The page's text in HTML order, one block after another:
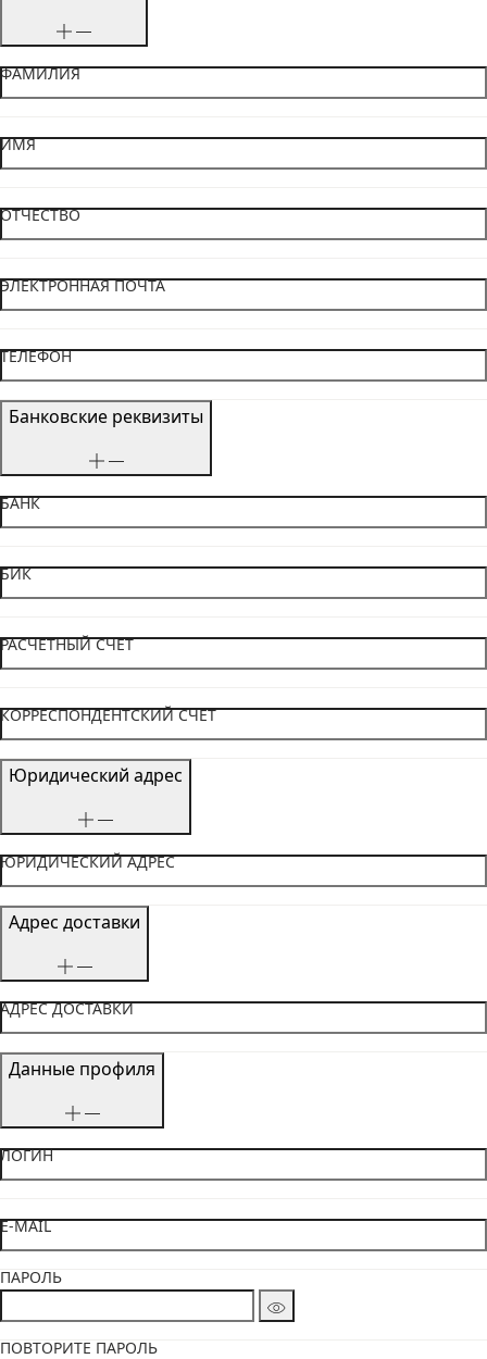
ФАМИЛИЯ
ИМЯ
ОТЧЕСТВО
ЭЛЕКТРОННАЯ ПОЧТА
ТЕЛЕФОН
Банковские реквизиты
БАНК
БИК
РАСЧЕТНЫЙ СЧЕТ
КОРРЕСПОНДЕНТСКИЙ СЧЕТ
Юридический адрес
ЮРИДИЧЕСКИЙ АДРЕС
Адрес доставки
АДРЕС ДОСТАВКИ
Данные профиля
ЛОГИН
E-MAIL
ПАРОЛЬ
ПОВТОРИТЕ ПАРОЛЬ